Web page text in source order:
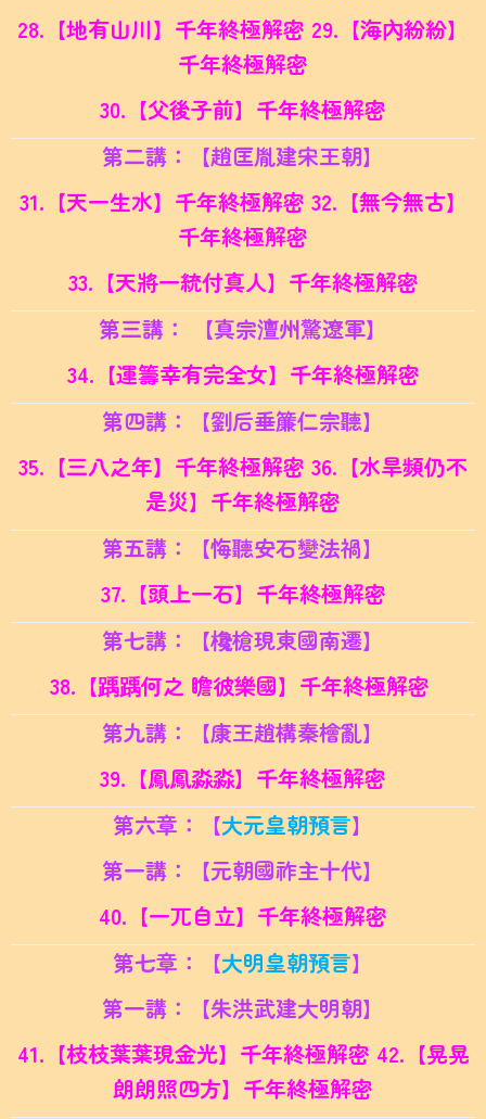
28.【地有山川】千年終極解密 29. 【海內紛紛】
千年終極解密
30. 【父後子前】千年終極解密
第二講：【趙匡胤建宋王朝】
31.【天一生水】千年終極解密 32. 【無今無古】
千年終極解密
33.【天將一統付真人】千年終極解密
第三講： 【真宗澶州驚遼軍】
34.【運籌幸有完全女】千年終極解密
第四講：【劉后垂簾仁宗聽】
35.【三八之年】千年終極解密 36. 【水旱頻仍不
是災】千年終極解密
第五講：【悔聽安石變法禍】
37.【頭上一石】千年終極解密
第七講：【欃槍現東國南遷】
38.【踽踽何之 瞻彼樂國】千年終極解密
第九講：【康王趙構秦檜亂】
39.【鳳鳳淼淼】千年終極解密
第六章：【大元皇朝預言】
第一講：【元朝國祚主十代】
40.【一兀自立】千年終極解密
第七章：【大明皇朝預言】
第一講：【朱洪武建大明朝】
41.【枝枝葉葉現金光】千年終極解密 42. 【晃晃
朗朗照四方】千年終極解密